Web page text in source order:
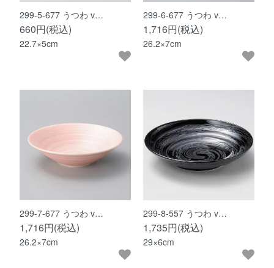
299-5-677 うつわ v…
660円(税込)
22.7×5cm
299-6-677 うつわ v…
1,716円(税込)
26.2×7cm
299-7-677 うつわ v…
1,716円(税込)
26.2×7cm
299-8-557 うつわ v…
1,735円(税込)
29×6cm